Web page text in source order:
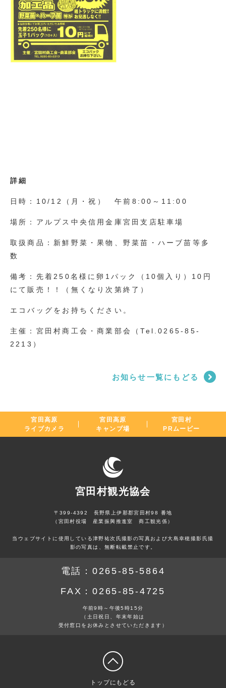
詳細
日時：10/12（月・祝） 午前8:00～11:00
場所：アルプス中央信用金庫宮田支店駐車場
取扱商品：新鮮野菜・果物、野菜苗・ハーブ苗等多
数
備考：先着250名様に卵1パック（10個入り）10円
にて販売！！（無くなり次第終了）
エコバッグをお持ちください。
主催：宮田村商工会・商業部会（Tel.0265-85-
2213）
お知らせ一覧にもどる
宮田高原
ライブカメラ
宮田高原
キャンプ場
宮田村
PRムービー
宮田村観光協会
〒399-4392 長野県上伊那郡宮田村98 番地
（宮田村役場 産業振興推進室 商工観光係）
当ウェブサイトに使用している津野祐次氏撮影の写真および大島幸穂撮影氏撮
影の写真は、無断転載禁止です。
電話： 0265-85-5864
FAX：0265-85-4725
午前9時～午後5時15分
（土日祝日、年末年始は
受付窓口をお休みとさせていただきます）
トップにもどる